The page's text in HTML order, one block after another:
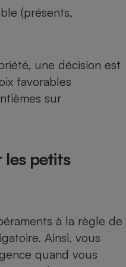
(présents,
une décision est
favorables
sur
les petits
à la règle de
Ainsi, vous
quand vous